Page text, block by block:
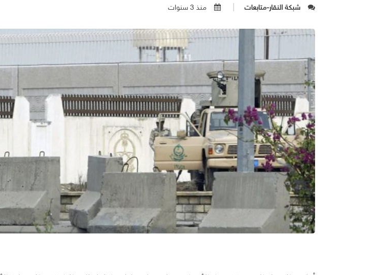
شبكة النقار-متابعات منذ 3 سنوات